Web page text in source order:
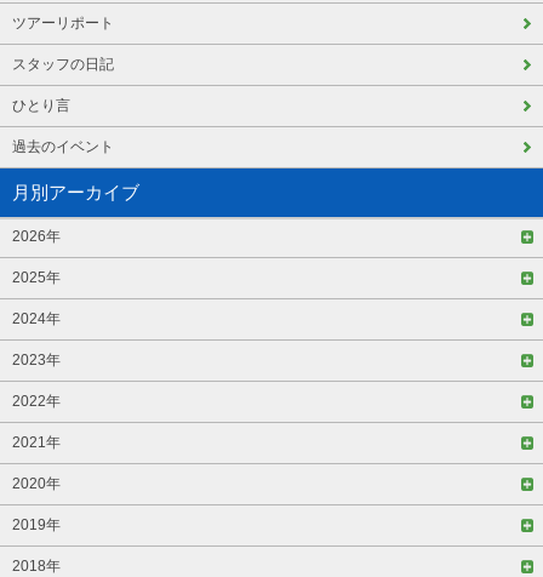
ツアーリポート
スタッフの日記
ひとり言
過去のイベント
月別アーカイブ
2026年
2025年
2024年
2023年
2022年
2021年
2020年
2019年
2018年